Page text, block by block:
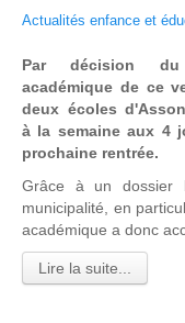
Actualités enfance et
Par décision du
académique de ce
deux écoles
à la semaine aux 4
prochaine rentrée.
Grâce à un dossier
municipalité, en
académique a donc
Lire la suite...